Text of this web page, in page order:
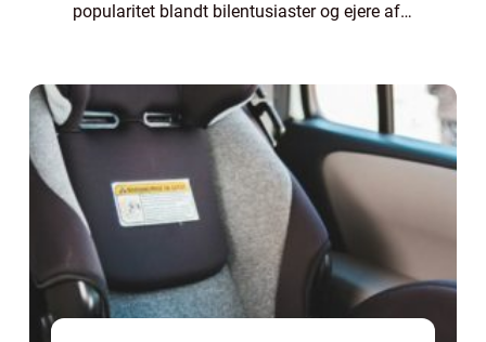
popularitet blandt bilentusiaster og ejere af